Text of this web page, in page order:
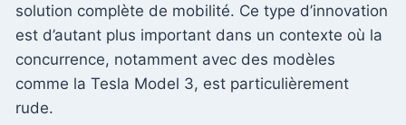
solution complète de mobilité. Ce type d’innovation
est d’autant plus important dans un contexte où la
concurrence, notamment avec des modèles
comme la Tesla Model 3, est particulièrement
rude.